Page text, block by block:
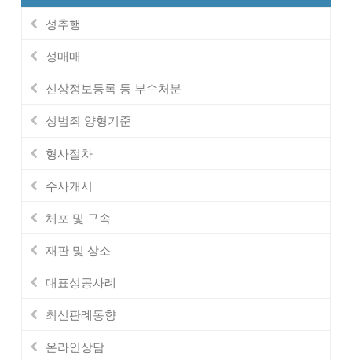
성추행
성매매
신상정보등록 등 부수처분
성범죄 양형기준
형사절차
수사개시
체포 및 구속
재판 및 상소
대표성공사례
최신판례동향
온라인상담